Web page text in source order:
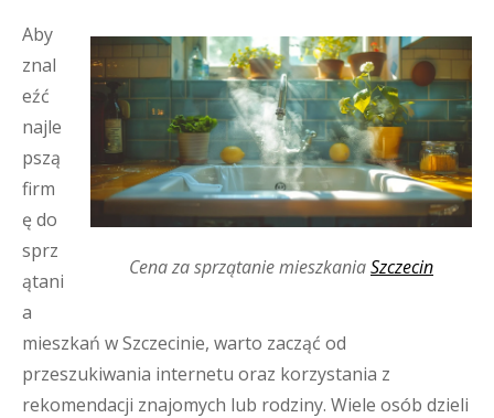
Cena za sprzątanie mieszkaniaSzczecin
Aby
znal
eźć
najle
pszą
firm
ę do
sprz
ątani
a
mieszkań w Szczecinie, warto zacząć od
przeszukiwania internetu oraz korzystania z
rekomendacji znajomych lub rodziny. Wiele osób dzieli